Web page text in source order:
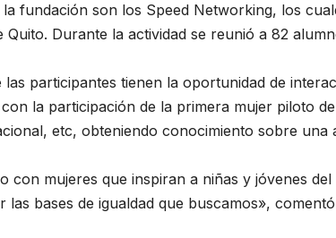
fundación son los Speed Networking, los
Durante la actividad se reunió a 82
participantes tienen la oportunidad de
la participación de la primera mujer piloto
etc, obteniendo conocimiento sobre
con mujeres que inspiran a niñas y jóvenes
bases de igualdad que buscamos»,